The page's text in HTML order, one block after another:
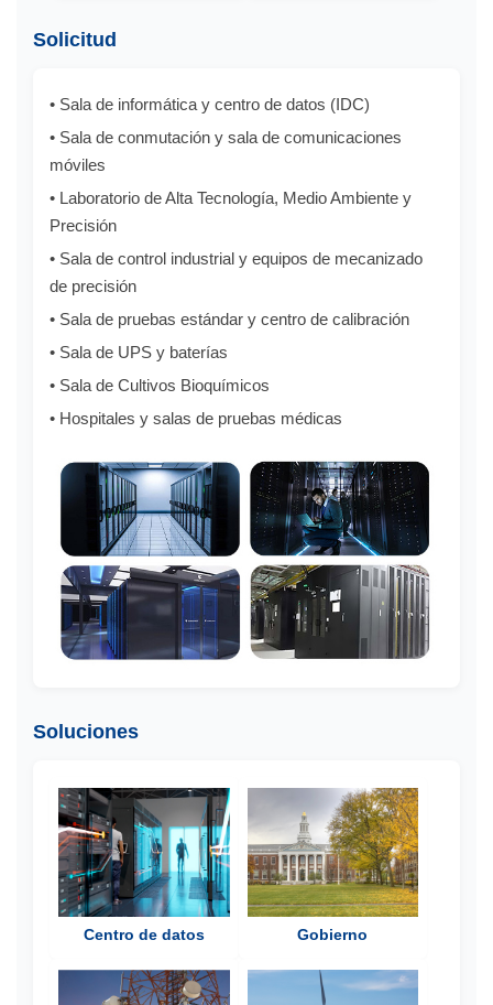
Solicitud
• Sala de informática y centro de datos (IDC)
• Sala de conmutación y sala de comunicaciones
móviles
• Laboratorio de Alta Tecnología, Medio Ambiente y
Precisión
• Sala de control industrial y equipos de mecanizado
de precisión
• Sala de pruebas estándar y centro de calibración
• Sala de UPS y baterías
• Sala de Cultivos Bioquímicos
• Hospitales y salas de pruebas médicas
Soluciones
Centro de datos Gobierno